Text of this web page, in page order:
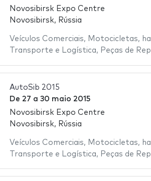
Novosibirsk Expo Centre
Novosibirsk, Rússia
Veículos Comerciais, Motocicletas,
Transporte e Logística, Peças de
AutoSib 2015
De 27 a 30 maio 2015
Novosibirsk Expo Centre
Novosibirsk, Rússia
Veículos Comerciais, Motocicletas,
Transporte e Logística, Peças de